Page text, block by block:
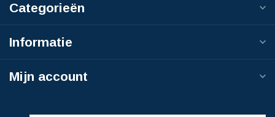
Categorieën
Informatie
Mijn account